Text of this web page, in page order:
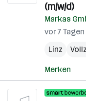
(m/w/d)
Markas
vor 7
Linz
Merken